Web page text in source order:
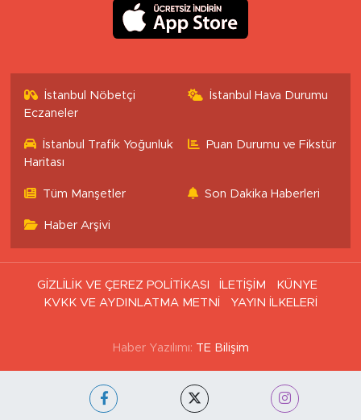
İstanbul Nöbetçi
Eczaneler
İstanbul Hava Durumu
İstanbul Trafik Yoğunluk
Haritası
Puan Durumu ve Fikstür
Tüm Manşetler Son Dakika Haberleri
Haber Arşivi
GİZLİLİK VE ÇEREZ POLİTİKASI İLETİŞİM
KÜNYE
KVKK VE AYDINLATMA METNİ
YAYIN İLKELERİ
Haber Yazılımı: TE Bilişim